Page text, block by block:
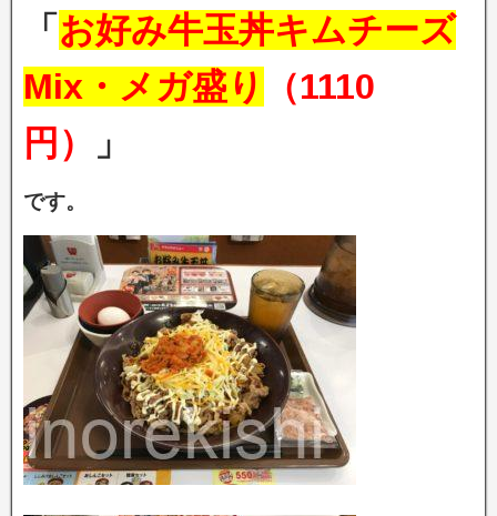
「 お好み牛玉丼キムチーズ
Mix・メガ盛り
（1110
円）
」
です。